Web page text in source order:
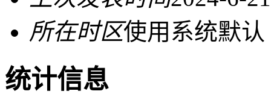
所在时区使用系统默认
统计信息